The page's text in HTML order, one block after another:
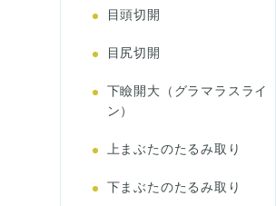
目頭切開
目尻切開
下瞼開大（グラマラスライ
ン）
上まぶたのたるみ取り
下まぶたのたるみ取り